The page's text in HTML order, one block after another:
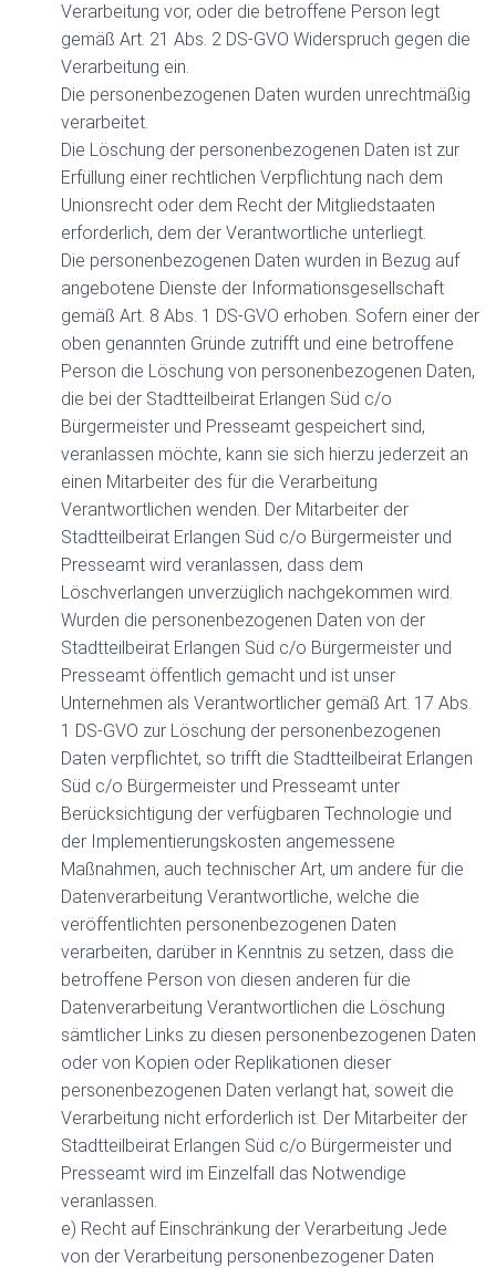
Verarbeitung vor, oder die betroffene Person legt
gemäß Art. 21 Abs. 2 DS-GVO Widerspruch gegen die
Verarbeitung ein.
Die personenbezogenen Daten wurden unrechtmäßig
verarbeitet.
Die Löschung der personenbezogenen Daten ist zur
Erfüllung einer rechtlichen Verpflichtung nach dem
Unionsrecht oder dem Recht der Mitgliedstaaten
erforderlich, dem der Verantwortliche unterliegt.
Die personenbezogenen Daten wurden in Bezug auf
angebotene Dienste der Informationsgesellschaft
gemäß Art. 8 Abs. 1 DS-GVO erhoben. Sofern einer der
oben genannten Gründe zutrifft und eine betroffene
Person die Löschung von personenbezogenen Daten,
die bei der Stadtteilbeirat Erlangen Süd c/o
Bürgermeister und Presseamt gespeichert sind,
veranlassen möchte, kann sie sich hierzu jederzeit an
einen Mitarbeiter des für die Verarbeitung
Verantwortlichen wenden. Der Mitarbeiter der
Stadtteilbeirat Erlangen Süd c/o Bürgermeister und
Presseamt wird veranlassen, dass dem
Löschverlangen unverzüglich nachgekommen wird.
Wurden die personenbezogenen Daten von der
Stadtteilbeirat Erlangen Süd c/o Bürgermeister und
Presseamt öffentlich gemacht und ist unser
Unternehmen als Verantwortlicher gemäß Art. 17 Abs.
1 DS-GVO zur Löschung der personenbezogenen
Daten verpflichtet, so trifft die Stadtteilbeirat Erlangen
Süd c/o Bürgermeister und Presseamt unter
Berücksichtigung der verfügbaren Technologie und
der Implementierungskosten angemessene
Maßnahmen, auch technischer Art, um andere für die
Datenverarbeitung Verantwortliche, welche die
veröffentlichten personenbezogenen Daten
verarbeiten, darüber in Kenntnis zu setzen, dass die
betroffene Person von diesen anderen für die
Datenverarbeitung Verantwortlichen die Löschung
sämtlicher Links zu diesen personenbezogenen Daten
oder von Kopien oder Replikationen dieser
personenbezogenen Daten verlangt hat, soweit die
Verarbeitung nicht erforderlich ist. Der Mitarbeiter der
Stadtteilbeirat Erlangen Süd c/o Bürgermeister und
Presseamt wird im Einzelfall das Notwendige
veranlassen.
e) Recht auf Einschränkung der Verarbeitung Jede
von der Verarbeitung personenbezogener Daten